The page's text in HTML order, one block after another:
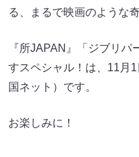
る、まるで映画のような
『所JAPAN』「ジブリパ
すスペシャル！は、11月
国ネット）です。
お楽しみに！